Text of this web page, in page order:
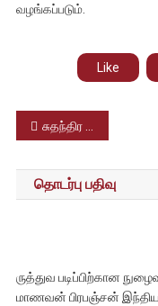
வழங்கப்படும்.
Like
Post
navigation
சுதந்திர போராட்ட வீரர் இமானுவேல் சேகரன் நினைவு தினம் செப்டம்பர் 11ம் தேதி அனுசரிக்கப்படுகிறது
தொடர்பு பதிவு
ருத்துவ படிப்பிற்கான
மாணவன் பிரபஞ்சன் இந்திய